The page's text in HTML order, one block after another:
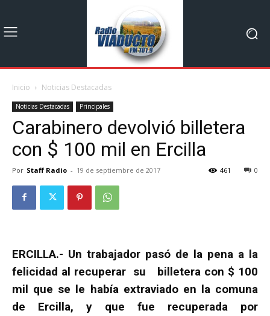
Inicio Noticias Destacadas
Noticias Destacadas Principales
Carabinero devolvió billetera
con $ 100 mil en Ercilla
Por Staff Radio - 19 de septiembre de 2017 0
461
ERCILLA.- Un trabajador pasó de la pena a la
felicidad al recuperar su billetera con $ 100
mil que se le había extraviado en la comuna
de Ercilla, y que fue recuperada por